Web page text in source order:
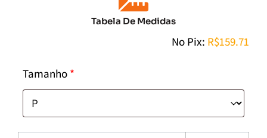
Tabela De Medidas
No Pix: R$159.71
Tamanho *